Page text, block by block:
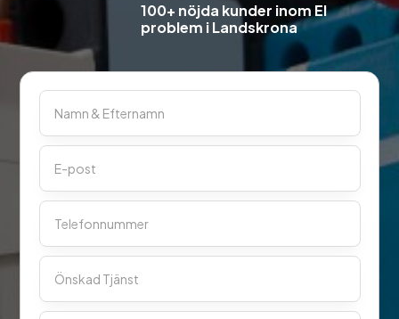
100+ nöjda kunder inom El
problem i Landskrona